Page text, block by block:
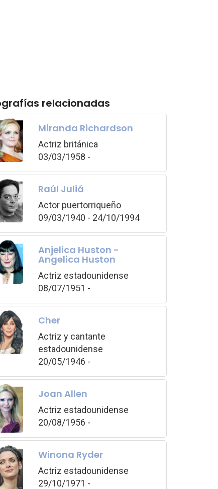
relacionadas
Miranda Richardson
Actriz británica
03/03/1958 -
Raúl Juliá
Actor puertorriqueño
09/03/1940 - 24/10/1994
Anjelica Huston -
Angelica Huston
Actriz estadounidense
08/07/1951 -
Cher
Actriz y cantante
estadounidense
20/05/1946 -
Joan Allen
Actriz estadounidense
20/08/1956 -
Winona Ryder
Actriz estadounidense
29/10/1971 -